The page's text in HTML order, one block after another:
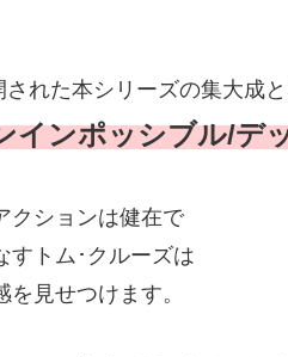
れた本シリーズの集大成
インポッシブル/デ
クションは健在で
すトム･クルーズは
見せつけます。